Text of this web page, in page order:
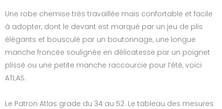
Une robe chemise très travaillée mais confortable et facile
à adopter, dont le devant est marqué par un jeu de plis
élégants et bousculé par un boutonnage, une longue
manche froncée soulignée en délicatesse par un poignet
plissé ou une petite manche raccourcie pour l’été, voici
ATLAS.
Le Patron Atlas grade du 34 au 52. Le tableau des mesures